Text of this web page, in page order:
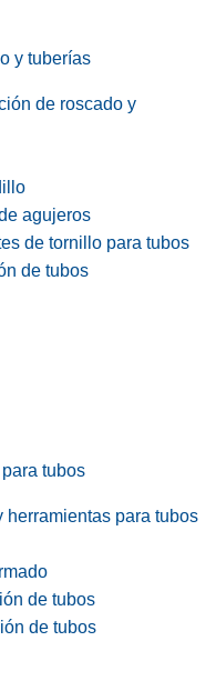
y tuberías
de roscado y
agujeros
de tornillo para tubos
de tubos
tubos
herramientas para tubos
de tubos
de tubos